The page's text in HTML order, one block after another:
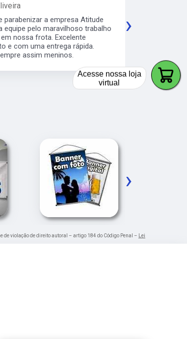
parabenizar a empresa Atitude
equipe pelo maravilhoso trabalho
nossa frota. Excelente
e com uma entrega rápida.
assim meninos.
veículos
›
›
de violação de direito autoral – artigo 184 do Código Penal –
Lei
Acesse nossa loja
virtual